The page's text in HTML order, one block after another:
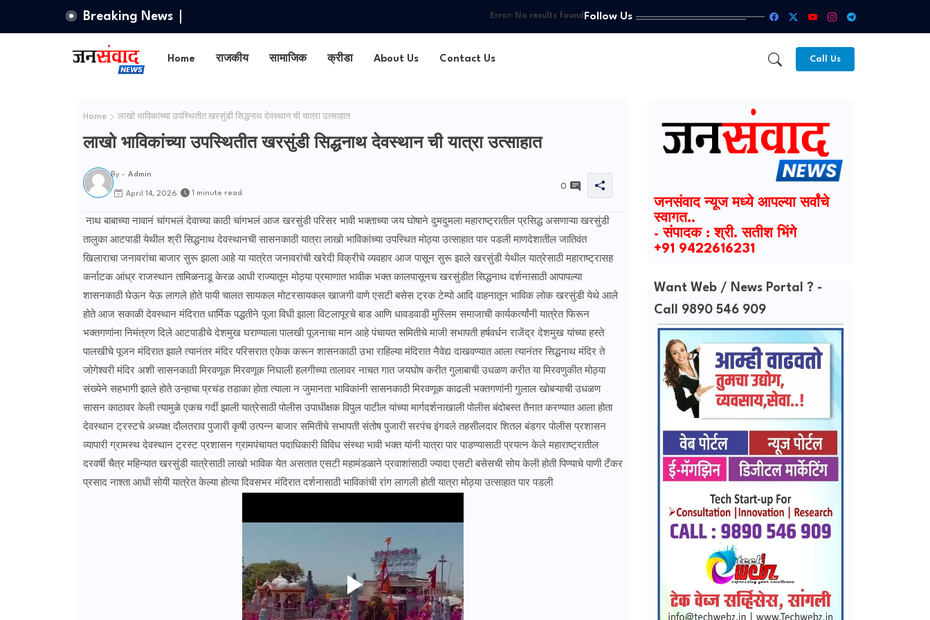
Breaking News Error:No results found Follow Us
Home राजकीय सामाजिक क्रीडा About Us Contact Us Call Us
Home लाखो भाविकांच्या उपस्थितीत खरसुंडी सिद्धनाथ देवस्थान ची यात्रा उत्साहात
लाखो भाविकांच्या उपस्थितीत खरसुंडी सिद्धनाथ देवस्थान ची यात्रा उत्साहात
By - Admin
April 14, 2026 1 minute read
0
नाथ बाबाच्या नावानं चांगभलं देवाच्या काठी चांगभलं आज खरसुंडी परिसर भावी भक्ताच्या जय घोषाने दुमदुमला महाराष्ट्रातील प्रसिद्ध असणाऱ्या खरसुंडी
तालुका आटपाडी येथील श्री सिद्धनाथ देवस्थानची सासनकाठी यात्रा लाखो भाविकांच्या उपस्थित मोठ्या उत्साहात पार पडली माणदेशातील जातिवंत
खिलाराचा जनावरांचा बाजार सुरू झाला आहे या यात्रेत जनावरांची खरेदी विक्रीचे व्यवहार आज पासून सुरू झाले खरसुंडी येथील यात्रेसाठी महाराष्ट्रासह
कर्नाटक आंध्र राजस्थान तामिळनाडू केरळ आधी राज्यातून मोठ्या प्रमाणात भावीक भक्त कालपासूनच खरसुंडीत सिद्धनाथ दर्शनासाठी आपापल्या
शासनकाठी घेऊन येऊ लागले होते पायी चालत सायकल मोटरसायकल खाजगी वाणे एसटी बसेस ट्रक टेम्पो आदि वाहनातून भाविक लोक खरसुंडी येथे आले
होते आज सकाळी देवस्थान मंदिरात धार्मिक पद्धतीने पूजा विधी झाला विटलापूरचे बाड आणि धावडवाडी मुस्लिम समाजाची कार्यकर्त्यांनी यात्रेत फिरून
भक्तगणांना निमंत्रण दिले आटपाडीचे देशमुख घराण्याला पालखी पूजनाचा मान आहे पंचायत समितीचे माजी सभापती हर्षवर्धन राजेंद्र देशमुख यांच्या हस्ते
पालखीचे पूजन मंदिरात झाले त्यानंतर मंदिर परिसरात एकेक करून शासनकाठी उभा राहिल्या मंदिरात नैवेद्य दाखवण्यात आला त्यानंतर सिद्धनाथ मंदिर ते
जोगेश्वरी मंदिर अशी सासनकाठी मिरवणूक मिरवणूक निघाली हलगीच्या तालावर नाचत गात जयघोष करीत गुलाबाची उधळण करीत या मिरवणुकीत मोठ्या
संख्येने सहभागी झाले होते उन्हाचा प्रचंड तडाका होता त्याला न जुमानता भाविकांनी सासनकाठी मिरवणूक काढली भक्तगणांनी गुलाल खोबऱ्याची उधळण
सासन काठावर केली त्यामुळे एकच गर्दी झाली यात्रेसाठी पोलीस उपाधीक्षक विपुल पाटील यांच्या मार्गदर्शनाखाली पोलीस बंदोबस्त तैनात करण्यात आला होता
देवस्थान ट्रस्टचे अध्यक्ष दौलतराव पुजारी कृषी उत्पन्न बाजार समितीचे सभापती संतोष पुजारी सरपंच इंगवले तहसीलदार शितल बंडगर पोलीस प्रशासन
व्यापारी ग्रामस्थ देवस्थान ट्रस्ट प्रशासन ग्रामपंचायत पदाधिकारी विविध संस्था भावी भक्त यांनी यात्रा पार पाडण्यासाठी प्रयत्न केले महाराष्ट्रातील
दरवर्षी चैत्र महिन्यात खरसुंडी यात्रेसाठी लाखो भाविक येत असतात एसटी महामंडळाने प्रवाशांसाठी ज्यादा एसटी बसेसची सोय केली होती पिण्याचे पाणी टँकर
प्रसाद नाश्ता आधी सोयी यात्रेत केल्या होत्या दिवसभर मंदिरात दर्शनासाठी भाविकांची रांग लागली होती यात्रा मोठ्या उत्साहात पार पडली
जनसंवाद न्यूज मध्ये आपल्या सर्वांचे
स्वागत..
- संपादक : श्री. सतीश भिंगे
+91 9422616231
Want Web / News Portal ? -
Call 9890 546 909